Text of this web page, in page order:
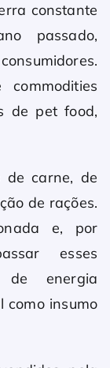
constante
passado,
de pet food,
de carne, de
de rações.
e, por
esses
de energia
como insumo